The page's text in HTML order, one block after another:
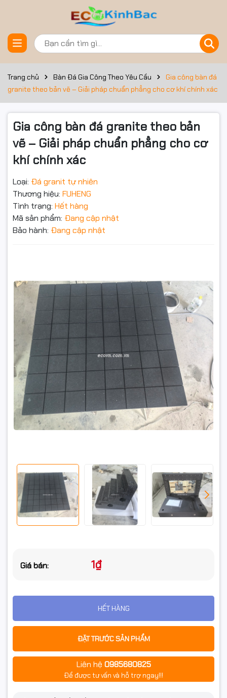
Trang chủ Bàn Đá Gia Công Theo Yêu Cầu
Gia công bàn đá
granite theo bản vẽ – Giải pháp chuẩn phẳng cho cơ khí chính xác
Gia công bàn đá granite theo bản
vẽ – Giải pháp chuẩn phẳng cho cơ
khí chính xác
Loại: Đá granit tự nhiên
Thương hiệu: FUHENG
Tình trạng: Hết hàng
Mã sản phẩm: Đang cập nhật
Bảo hành: Đang cập nhật
Giá bán: 1₫
HẾT HÀNG
ĐẶT TRƯỚC SẢN PHẨM
Liên hệ 0985680825
Để được tư vấn và hỗ trợ ngay!!!
Đặt trước sản phẩm
1₫
Đặt trước sản phẩm để nhận thêm nhiều ưu đãi bạn
GỬI THÔNG TIN